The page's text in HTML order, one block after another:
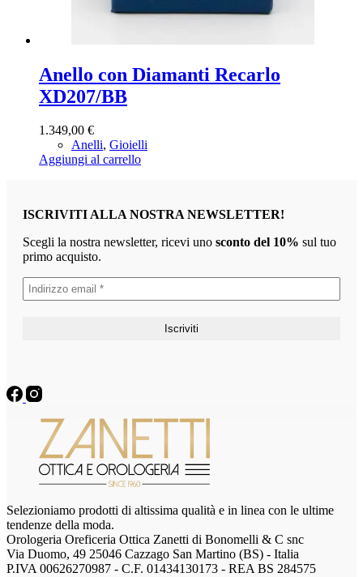
Anello con Diamanti Recarlo
XD207/BB
1.349,00 €
Anelli, Gioielli
Aggiungi al carrello
ISCRIVITI ALLA NOSTRA NEWSLETTER!
Scegli la nostra newsletter, ricevi uno sconto del 10% sul tuo
primo acquisto.
Selezioniamo prodotti di altissima qualità e in linea con le ultime
tendenze della moda.
Orologeria Oreficeria Ottica Zanetti di Bonomelli & C snc
Via Duomo, 49 25046 Cazzago San Martino (BS) - Italia
P.IVA 00626270987 - C.F. 01434130173 - REA BS 284575